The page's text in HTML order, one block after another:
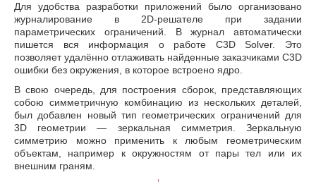
Для удобства разработки приложений было организовано
журналирование в 2D-решателе при задании
параметрических ограничений. В журнал автоматически
пишется вся информация о работе C3D Solver. Это
позволяет удалённо отлаживать найденные заказчиками C3D
ошибки без окружения, в которое встроено ядро.
В свою очередь, для построения сборок, представляющих
собою симметричную комбинацию из нескольких деталей,
был добавлен новый тип геометрических ограничений для
3D геометрии — зеркальная симметрия. Зеркальную
симметрию можно применить к любым геометрическим
объектам, например к окружностям от пары тел или их
внешним граням.